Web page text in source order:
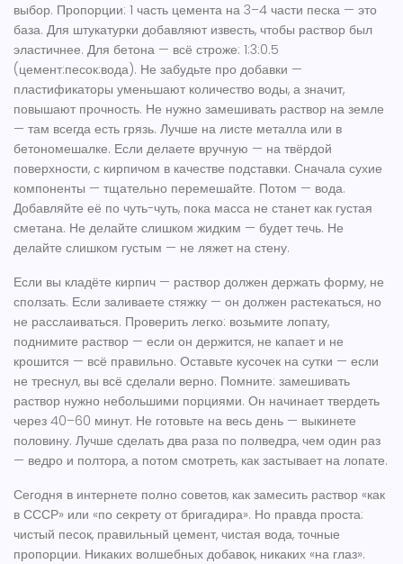
выбор. Пропорции: 1 часть цемента на 3–4 части песка — это
база. Для штукатурки добавляют известь, чтобы раствор был
эластичнее. Для бетона — всё строже: 1:3:0.5
(цемент:песок:вода). Не забудьте про добавки —
пластификаторы уменьшают количество воды, а значит,
повышают прочность. Не нужно замешивать раствор на земле
— там всегда есть грязь. Лучше на листе металла или в
бетономешалке. Если делаете вручную — на твёрдой
поверхности, с кирпичом в качестве подставки. Сначала сухие
компоненты — тщательно перемешайте. Потом — вода.
Добавляйте её по чуть-чуть, пока масса не станет как густая
сметана. Не делайте слишком жидким — будет течь. Не
делайте слишком густым — не ляжет на стену.
Если вы кладёте кирпич — раствор должен держать форму, не
сползать. Если заливаете стяжку — он должен растекаться, но
не расслаиваться. Проверить легко: возьмите лопату,
поднимите раствор — если он держится, не капает и не
крошится — всё правильно. Оставьте кусочек на сутки — если
не треснул, вы всё сделали верно. Помните: замешивать
раствор нужно небольшими порциями. Он начинает твердеть
через 40–60 минут. Не готовьте на весь день — выкинете
половину. Лучше сделать два раза по полведра, чем один раз
— ведро и полтора, а потом смотреть, как застывает на лопате.
Сегодня в интернете полно советов, как замесить раствор «как
в СССР» или «по секрету от бригадира». Но правда проста:
чистый песок, правильный цемент, чистая вода, точные
пропорции. Никаких волшебных добавок, никаких «на глаз».